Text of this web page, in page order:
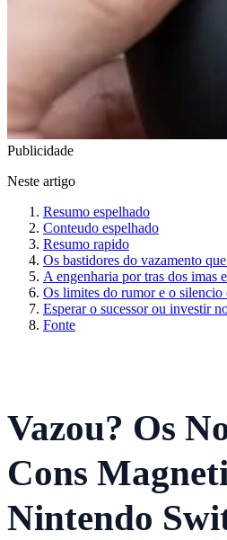
Publicidade
Neste artigo
Resumo espelhado
Conteudo espelhado
Resumo rapido
Os bastidores do vazamento
A engenharia por tras dos imas
Os limites do rumor e o silencio
Esperar o sucessor ou investir
Fonte
Vazou? Os
Cons
Nintendo